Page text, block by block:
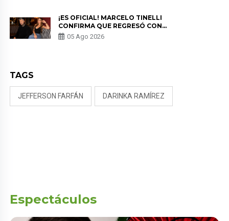
¡ES OFICIAL! MARCELO TINELLI
CONFIRMA QUE REGRESÓ CON
MILETT FIGUEROA: “EL AMOR
PUDO MÁS”
05 Ago 2026
TAGS
JEFFERSON FARFÁN DARINKA RAMÍREZ
Espectáculos